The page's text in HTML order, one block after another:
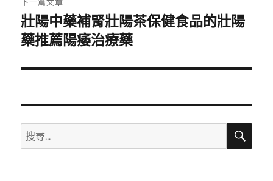
下
一
文
壯陽中藥補腎壯陽茶保健食品的壯陽
藥推薦陽痿治療藥
搜
尋
搜